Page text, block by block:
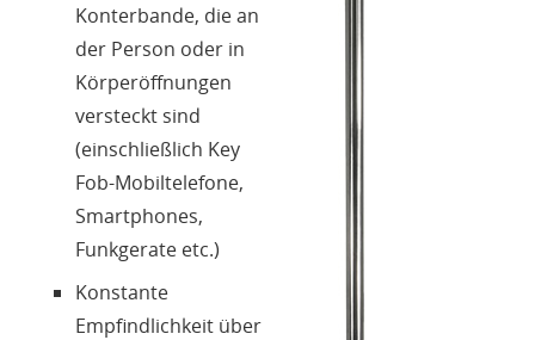
Login
Sprache
Konterbande, die an
der Person oder in
Körperöffnungen
versteckt sind
(einschließlich Key
Fob-Mobiltelefone,
Smartphones,
Funkgerate etc.)
Konstante
Empfindlichkeit über